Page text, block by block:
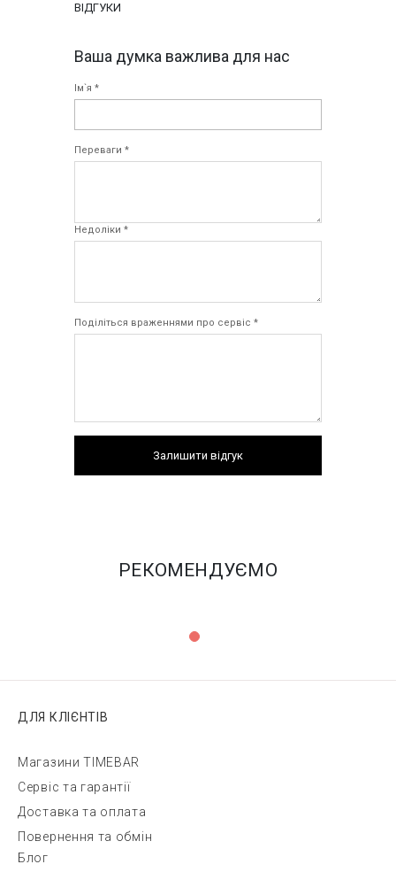
ВІДГУКИ
Ваша думка важлива для нас
Ім`я *
Переваги *
Недоліки *
Поділіться враженнями про сервіс *
Залишити відгук
РЕКОМЕНДУЄМО
ДЛЯ КЛІЄНТІВ
Магазини TIMEBAR
Сервіс та гарантії
Доставка та оплата
Повернення та обмін
Блог